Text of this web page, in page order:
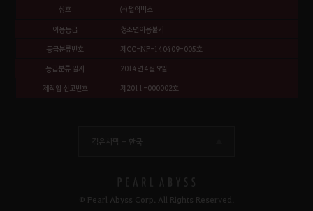
상호 ㈜펄어비스
이용등급 청소년이용불가
등급분류번호 제CC-NP-140409-005호
등급분류 일자 2014년 4월 9일
제작업 신고번호 제2011-000002호
검은사막 - 한국
© Pearl Abyss Corp. All Rights Reserved.